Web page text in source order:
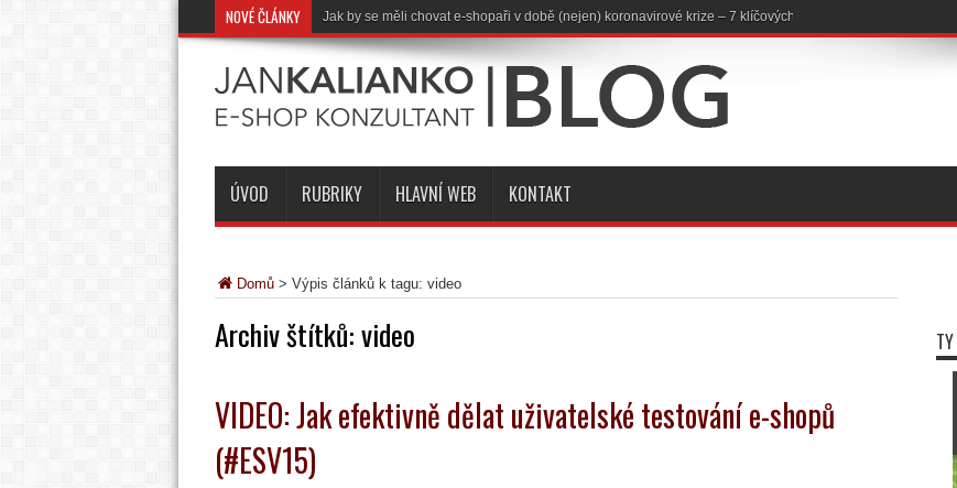
NOVÉ ČLÁNKY Shrnutí roku 2018 a co připravuji na rok 2019
ÚVOD RUBRIKY HLAVNÍ WEB KONTAKT
Domů> Výpis článků k tagu: video
Archiv štítků:video
VIDEO: Jak efektivně dělat uživatelské testování e-shopů
(#ESV15)